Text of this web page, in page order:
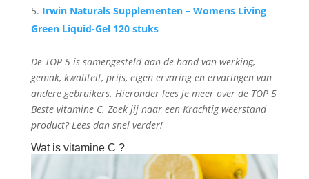
Irwin Naturals Supplementen – Womens Living
Green Liquid-Gel 120 stuks
De TOP 5 is samengesteld aan de hand van werking,
gemak, kwaliteit, prijs, eigen ervaring en ervaringen van
andere gebruikers. Hieronder lees je meer over de TOP 5
Beste vitamine C. Zoek jij naar een Krachtig weerstand
product? Lees dan snel verder!
Wat is vitamine C ?